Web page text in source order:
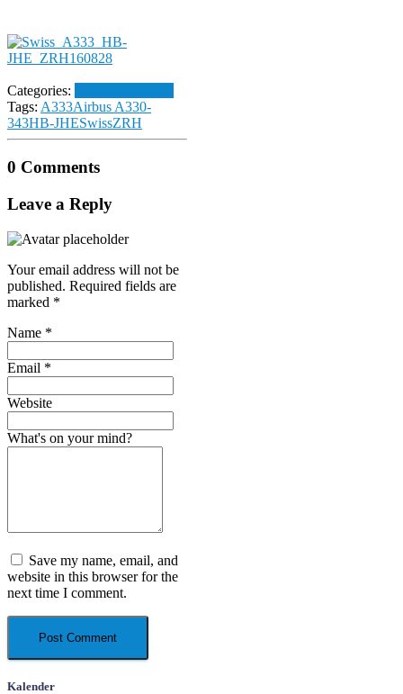
Categories:
Tags: A333Airbus A330-
343HB-JHESwissZRH
0 Comments
Leave a Reply
Your email address will not be
published. Required fields are
marked *
Name *
Email *
Website
What's on your mind?
Save my name, email, and
website in this browser for the
next time I comment.
Kalender